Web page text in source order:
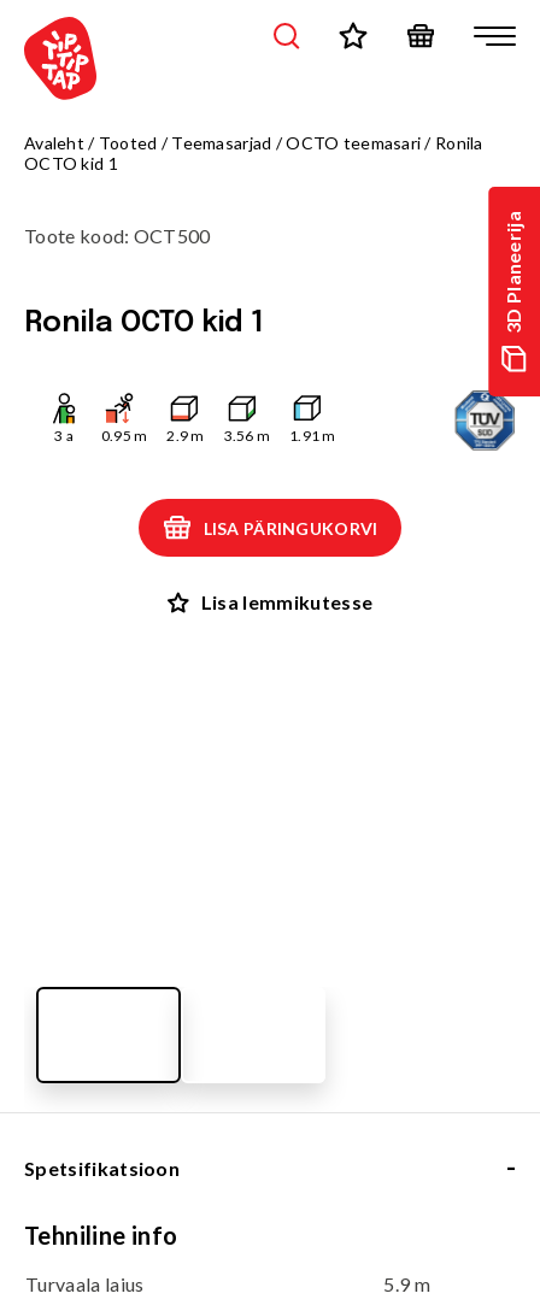
3D Planeerija
Avaleht / Tooted /Teemasarjad /OCTO teemasari/ Ronila
OCTO kid 1
Toote kood: OCT500
Ronila OCTO kid 1
3 a 0.95 m 2.9m 3.56 m 1.91m
LISA PÄRINGUKORVI
Lisa lemmikutesse
Spetsifikatsioon -
Tehniline info
Turvaala laius
5.9 m